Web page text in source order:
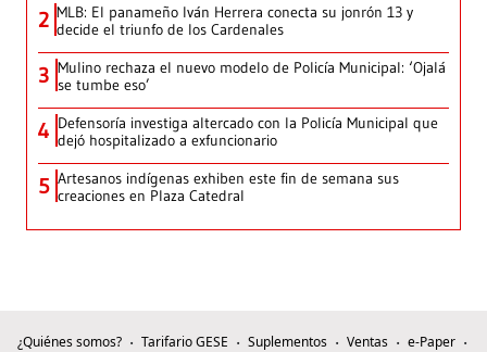
2 MLB: El panameño Iván Herrera conecta su jonrón 13 y
decide el triunfo de los Cardenales
3 Mulino rechaza el nuevo modelo de Policía Municipal: ‘Ojalá
se tumbe eso’
4 Defensoría investiga altercado con la Policía Municipal que
dejó hospitalizado a exfuncionario
5 Artesanos indígenas exhiben este fin de semana sus
creaciones en Plaza Catedral
¿Quiénes somos? Tarifario GESE Suplementos Ventas
e-Paper